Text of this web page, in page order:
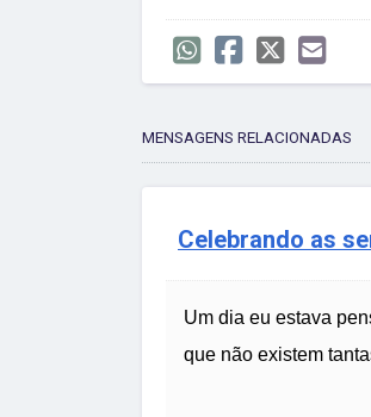
MENSAGENS RELACIONADAS
Celebrando as
Um dia eu estava
que não existem